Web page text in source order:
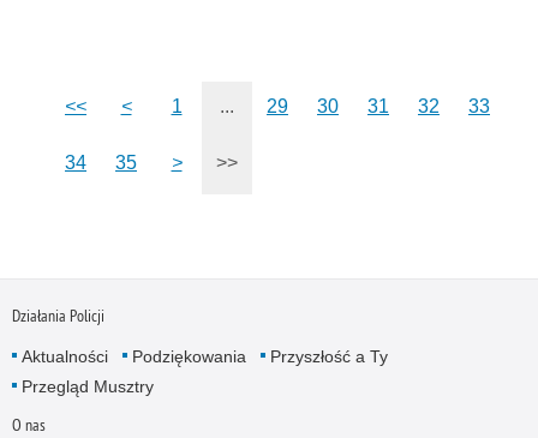
<< < 1 ... 29 30 31 32 33
34 35 > >>
Działania Policji
Aktualności Podziękowania
Przyszłość a Ty
Przegląd Musztry
O nas